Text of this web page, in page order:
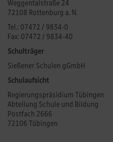
Weggentalstraße 24
72108 Rottenburg a. N.
Tel.: 07472 / 9834-0
Fax: 07472 / 9834-40
Schulträger
Sießener Schulen gGmbH
Schulaufsicht
Regierungspräsidium Tübingen
Abteilung Schule und Bildung
Postfach 2666
72106 Tübingen